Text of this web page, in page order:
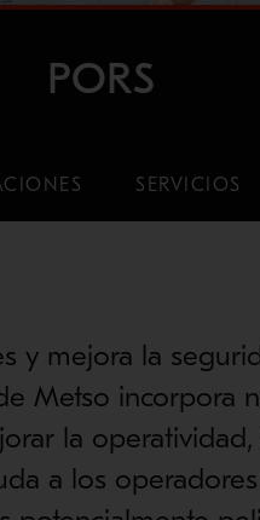
PORS
SERVICIOS
y mejora la
Metso incorpora
la
a los